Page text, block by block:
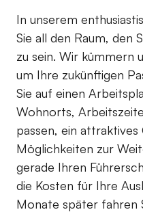
In unserem
Sie all den Raum, den
zu sein. Wir kümmern
um Ihre zukünftigen
Sie auf einen
Wohnorts,
passen, ein
Möglichkeiten zur
gerade Ihren
die Kosten für Ihre
Monate später fahren